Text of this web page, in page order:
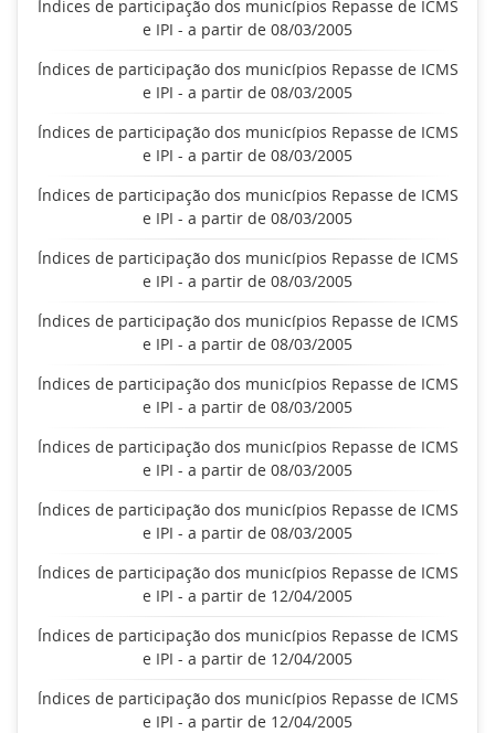
Índices de participação dos municípios Repasse de ICMS
e IPI - a partir de 08/03/2005
Índices de participação dos municípios Repasse de ICMS
e IPI - a partir de 08/03/2005
Índices de participação dos municípios Repasse de ICMS
e IPI - a partir de 08/03/2005
Índices de participação dos municípios Repasse de ICMS
e IPI - a partir de 08/03/2005
Índices de participação dos municípios Repasse de ICMS
e IPI - a partir de 08/03/2005
Índices de participação dos municípios Repasse de ICMS
e IPI - a partir de 08/03/2005
Índices de participação dos municípios Repasse de ICMS
e IPI - a partir de 08/03/2005
Índices de participação dos municípios Repasse de ICMS
e IPI - a partir de 08/03/2005
Índices de participação dos municípios Repasse de ICMS
e IPI - a partir de 08/03/2005
Índices de participação dos municípios Repasse de ICMS
e IPI - a partir de 12/04/2005
Índices de participação dos municípios Repasse de ICMS
e IPI - a partir de 12/04/2005
Índices de participação dos municípios Repasse de ICMS
e IPI - a partir de 12/04/2005